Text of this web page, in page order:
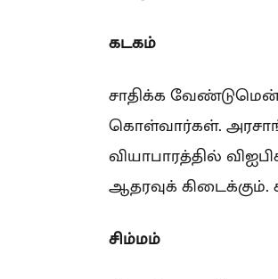
கடகம்
சாதிக்க
கொள்வார்கள். அரசாங்க
வியாபாரத்தில்
ஆதரவுக்
சிம்மம்